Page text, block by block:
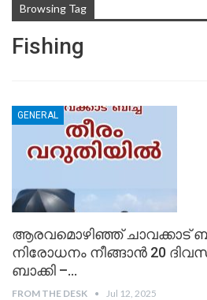
Browsing Tag
Fishing
GENERAL
ആരവമൊഴിഞ്ഞ് ചാവക്കാട്
നിരോധനം നീങ്ങാൻ 20
ബാക്കി –…
FROM THE DESK Jul 12, 2025